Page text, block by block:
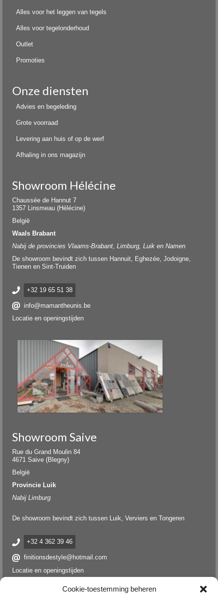
Cookie-toestemming beheren
Alles voor het leggen van tegels
Alles voor tegelonderhoud
Outlet
Promoties
Onze diensten
Advies en begeleding
Grote voorraad
Levering aan huis of op de werf
Afhaling in ons magazijn
Showroom Hélécine
Chaussée de Hannut 7
1357 Linsmeau (Hélécine)
België
Waals Brabant
Nabij de provincies Vlaams-Brabant, Limburg, Luik en Namen
De showroom bevindt zich tussen Hannuit, Eghezée, Jodoigne,
Tienen en Sint-Truiden
+32 19 65 51 38
info@mamantheunis.be
Locatie en openingstijden
Showroom Saive
Rue du Grand Moulin 84
4671 Saive (Blegny)
België
Provincie Luik
Nabij Limburg
De showroom bevindt zich tussen Luik, Verviers en Tongeren
+32 4 362 39 46
finitionsdestyle@hotmail.com
Locatie en openingstijden